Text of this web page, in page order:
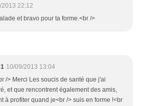
2013 22:12
et bravo pour ta forme.<br />
10/09/2013 13:04
/> Merci Les soucis de santé que j'ai
et que rencontrent également des amis,
à profiter quand je<br /> suis en forme !<br